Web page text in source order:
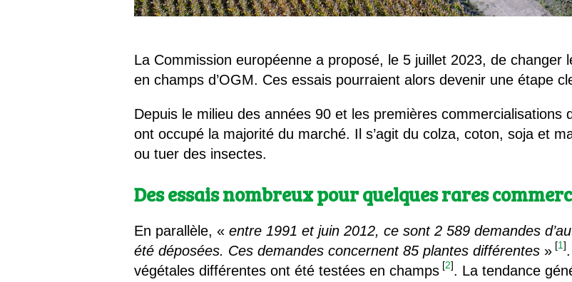
La Commission européenne a proposé, le 5 juillet 2023, de changer
en champs d’OGM. Ces essais pourraient alors devenir une étape
Depuis le milieu des années 90 et les premières commercialisations
ont occupé la majorité du marché. Il s’agit du colza, coton, soja et
ou tuer des insectes.
Des essais nombreux pour quelques rares
En parallèle, «entre 1991 et juin 2012, ce sont 2 589 demandes
été déposées. Ces demandes concernent 85 plantes différentes » [1]
végétales différentes ont été testées en champs [2]. La tendance